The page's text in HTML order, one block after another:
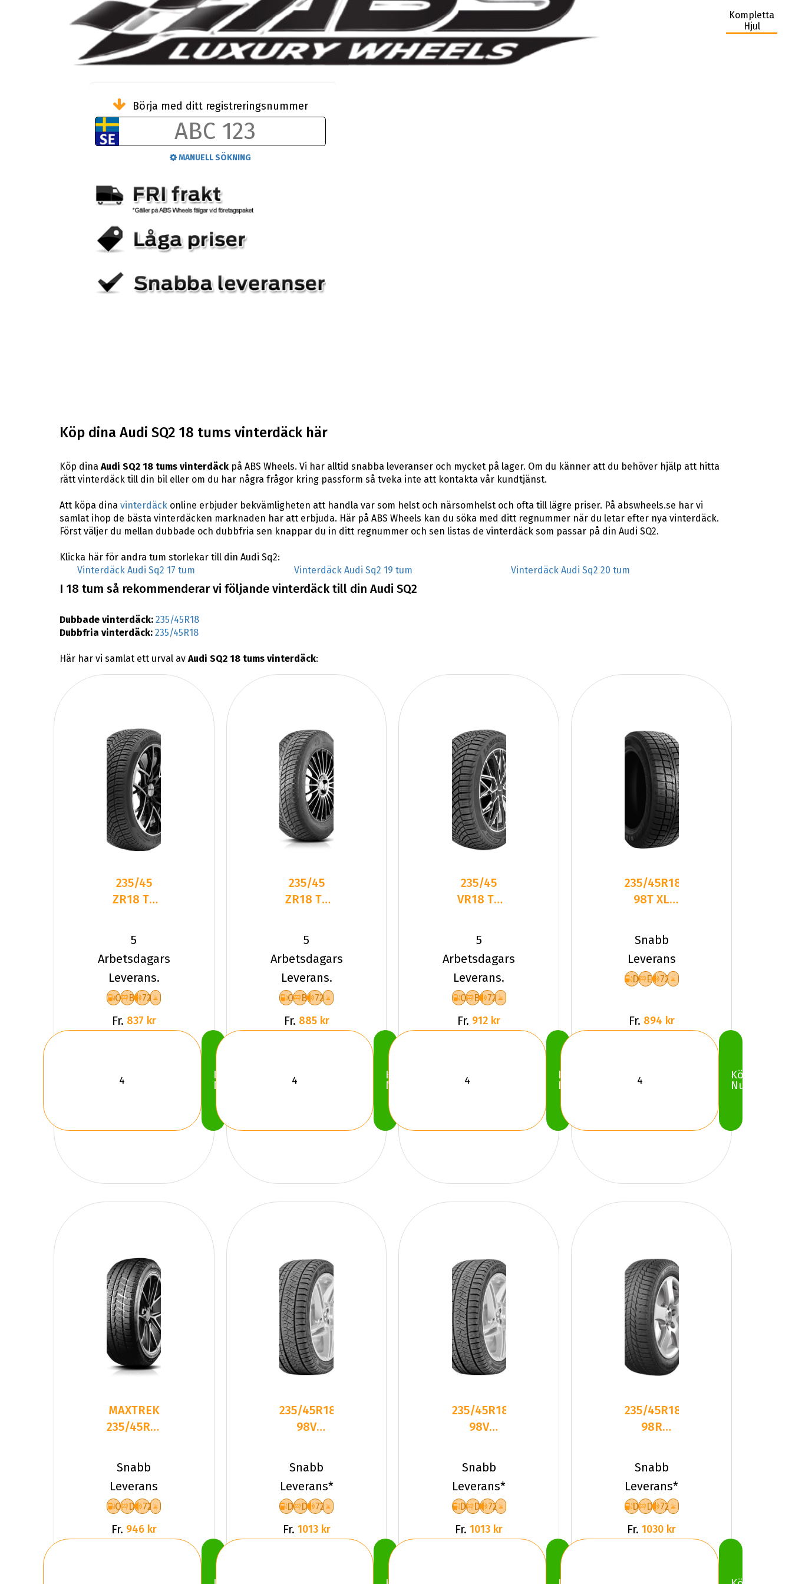
Kompletta
Hjul
Börja med ditt registreringsnummer
MANUELL SÖKNING
Köp dina Audi SQ2 18 tums vinterdäck här
Köp dina Audi SQ2 18 tums vinterdäckpå ABS Wheels. Vi har alltid snabba leveranser och mycket på lager. Om du känner att du behöver hjälp att hitta
rätt vinterdäck till din bil eller om du har några frågor kring passform så tveka inte att kontakta vår kundtjänst.
Att köpa dina vinterdäckonline erbjuder bekvämligheten att handla var som helst och närsomhelst och ofta till lägre priser. På abswheels.se har vi
samlat ihop de bästa vinterdäcken marknaden har att erbjuda. Här på ABS Wheels kan du söka med ditt regnummer när du letar efter nya vinterdäck.
Först väljer du mellan dubbade och dubbfria sen knappar du in ditt regnummer och sen listas de vinterdäck som passar på din Audi SQ2.
Klicka här för andra tum storlekar till din Audi Sq2:
Vinterdäck Audi Sq2 17 tum
Vinterdäck Audi Sq2 19 tum Vinterdäck Audi Sq2 20 tum
I 18 tum så rekommenderar vi följande vinterdäck till din Audi SQ2
Dubbade vinterdäck: 235/45R18
Dubbfria vinterdäck: 235/45R18
Här har vi samlat ett urval av Audi SQ2 18 tums vinterdäck:
235/45
ZR18 TL
DELINTE
AW6 XL
5
Arbetsdagars
Leverans.
C B 72
Fr. 837 kr
Köp
Nu
235/45
ZR18 TL
ROADHOG
RGAS02
XL
5
Arbetsdagars
Leverans.
C B 72
Fr. 885 kr
Köp
Nu
235/45
VR18 TL
LANDSAIL
4-
SEASONS
3 XL
5
Arbetsdagars
Leverans.
C B 72
Fr. 912 kr
Köp
Nu
235/45R18
98T XL
SW618
DEB72 P
Snabb
Leverans
D E 72
Fr. 894 kr
Köp
Nu
MAXTREK
235/45R18
M7 PLUS
Snabb
Leverans
C D 72
Fr. 946 kr
235/45R18
98V
PL02 XL
Friktion
2024
Snabb
Leverans*
D D 72
Fr. 1013 kr
235/45R18
98V
PL02 XL
Friktion
2024
Snabb
Leverans*
D D 72
Fr. 1013 kr
235/45R18
98R
PL01 XL
Friktion
2023
Snabb
Leverans*
D D 72
Fr. 1030 kr